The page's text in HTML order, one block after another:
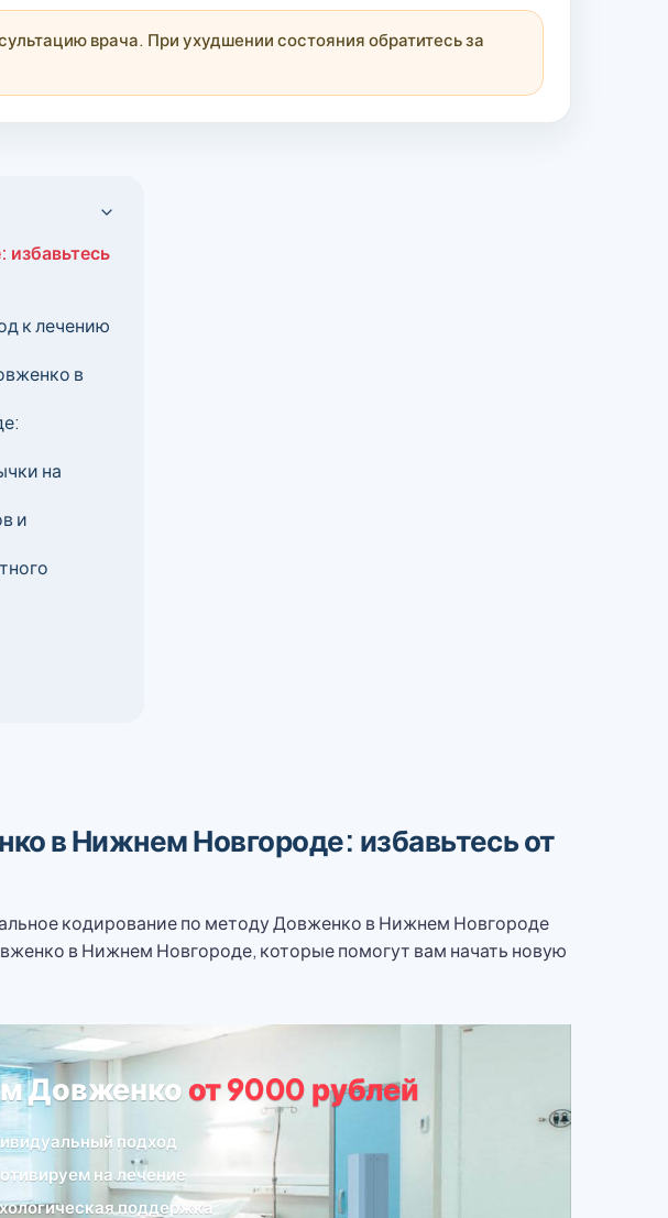
врача. При ухудшении состояния обратитесь за
к лечению
в
на
и
в Нижнем Новгороде: избавьтесь от
кодирование по методу Довженко в Нижнем Новгороде
в Нижнем Новгороде, которые помогут вам начать новую
Довженко от 9000 рублей
подход
на лечение
поддержка